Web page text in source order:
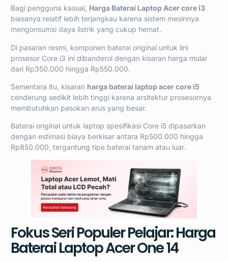
Bagi pengguna kasual, Harga Baterai Laptop Acer core i3
biasanya relatif lebih terjangkau karena sistem mesinnya
mengonsumsi daya listrik yang cukup hemat.
Di pasaran resmi, komponen baterai original untuk lini
prosesor Core i3 ini dibanderol dengan kisaran harga mulai
dari Rp350.000 hingga Rp550.000.
Sementara itu, kisaran harga baterai laptop acer core i5
cenderung sedikit lebih tinggi karena arsitektur prosesornya
membutuhkan pasokan arus yang besar.
Baterai original untuk laptop spesifikasi Core i5 dipasarkan
dengan estimasi biaya berkisar antara Rp500.000 hingga
Rp850.000, tergantung tipe baterai tanam atau luar.
Fokus Seri Populer Pelajar: Harga
Baterai Laptop Acer One 14